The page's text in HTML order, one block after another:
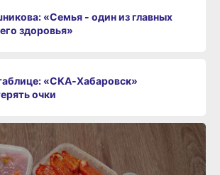
«Семья - один из главных
здоровья»
«СКА‑Хабаровск»
очки